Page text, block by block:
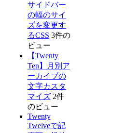
サイドバー
の幅のサイ
ズを変更す
るCSS 3件の
ビュー
【Twenty
Ten】月別ア
ーカイブの
文字カスタ
マイズ 2件
のビュー
Twenty
Twelveで記